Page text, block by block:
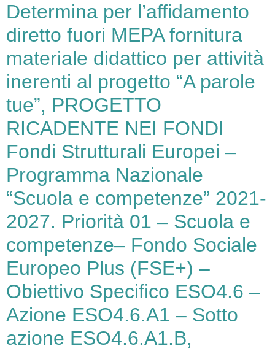
Determina per l’affidamento
diretto fuori MEPA fornitura
materiale didattico per attività
inerenti al progetto “A parole
tue”, PROGETTO
RICADENTE NEI FONDI
Fondi Strutturali Europei –
Programma Nazionale
“Scuola e competenze” 2021-
2027. Priorità 01 – Scuola e
competenze– Fondo Sociale
Europeo Plus (FSE+) –
Obiettivo Specifico ESO4.6 –
Azione ESO4.6.A1 – Sotto
azione ESO4.6.A1.B,